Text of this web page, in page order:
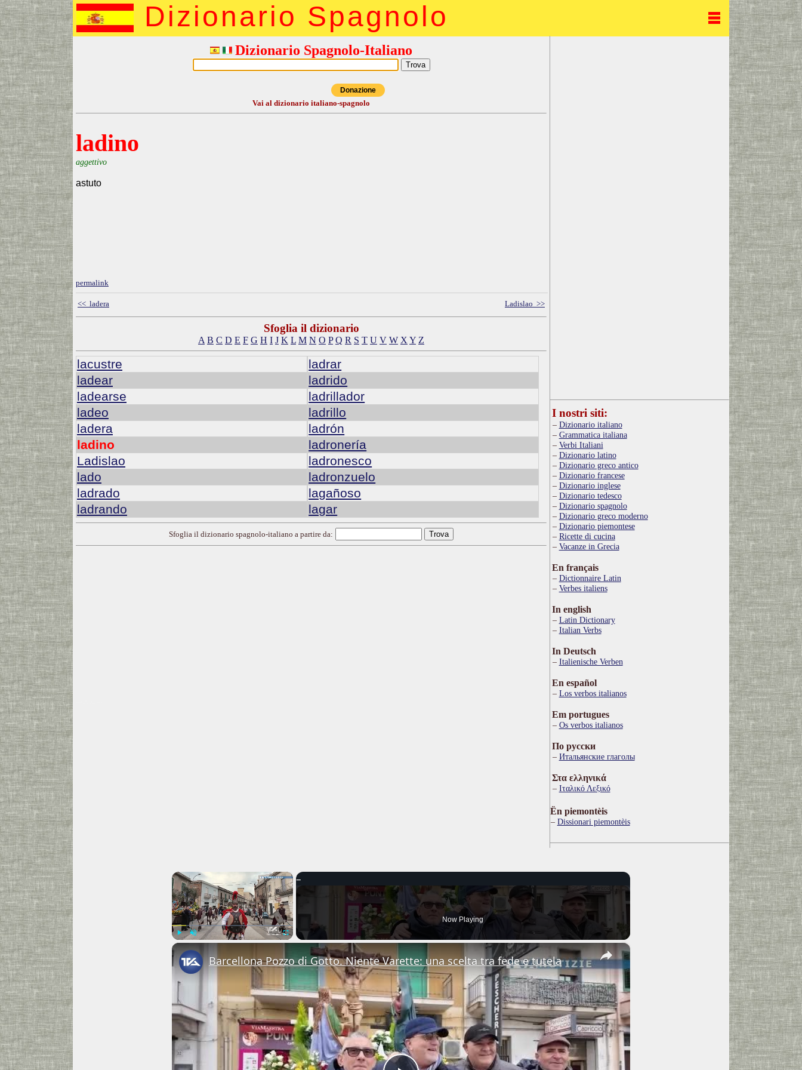
Dizionario Spagnolo
Dizionario Spagnolo-Italiano
Donazione
Vai al dizionario italiano-spagnolo
ladino
aggettivo
astuto
permalink
<< ladera Ladislao >>
Sfoglia il dizionario
A B C D E F G H I J K L M N O P Q R S T U V W X Y Z
lacustre
ladear
ladearse
ladeo
ladera
ladino
Ladislao
lado
ladrado
ladrando
ladrar
ladrido
ladrillador
ladrillo
ladrón
ladronería
ladronesco
ladronzuelo
lagañoso
lagar
Sfoglia il dizionario spagnolo-italiano a partire da:
I nostri siti:
Dizionario italiano
Grammatica italiana
Verbi Italiani
Dizionario latino
Dizionario greco antico
Dizionario francese
Dizionario inglese
Dizionario tedesco
Dizionario spagnolo
Dizionario greco moderno
Dizionario piemontese
Ricette di cucina
Vacanze in Grecia
En français
Dictionnaire Latin
Verbes italiens
In english
Latin Dictionary
Italian Verbs
In Deutsch
Italienische Verben
En español
Los verbos italianos
Em portugues
Os verbos italianos
По русски
Итальянские глаголы
Στα ελληνικά
Ιταλικό Λεξικό
Ën piemontèis
Dissionari piemontèis
×
Now Playing
×
Barcellona Pozzo di Gotto. Niente Varette: una scelta tra fede e tutela